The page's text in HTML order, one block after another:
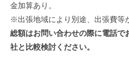
金加算あり。
※出張地域により別途、出張費等
総額はお問い合わせの際に電話で
社と比較検討ください。